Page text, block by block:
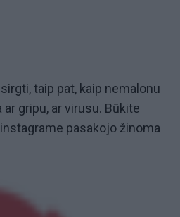
taip pat, kaip nemalonu
gripu, ar virusu. Būkite
pasakojo žinoma